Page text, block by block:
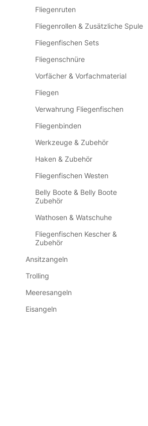
Fliegenruten
Fliegenrollen & Zusätzliche Spule
Fliegenfischen Sets
Fliegenschnüre
Vorfächer & Vorfachmaterial
Fliegen
Verwahrung Fliegenfischen
Fliegenbinden
Werkzeuge & Zubehör
Haken & Zubehör
Fliegenfischen Westen
Belly Boote & Belly Boote
Zubehör
Wathosen & Watschuhe
Fliegenfischen Kescher &
Zubehör
Ansitzangeln
Trolling
Meeresangeln
Eisangeln
Savage Gear Flip Wallet Rig
And Lure
€13.90